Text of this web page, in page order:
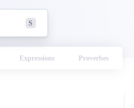
S
Expressions Proverbes